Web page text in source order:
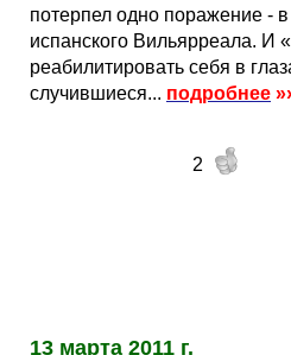
потерпел одно поражение -
испанского Вильярреала. И
реабилитировать себя в
случившиеся... подробнее
2
13 марта 2011 г.